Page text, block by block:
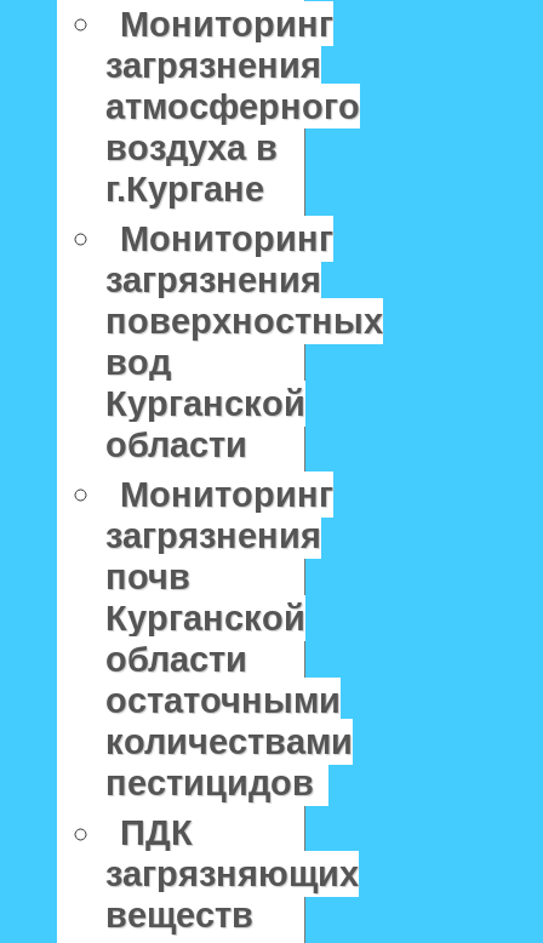
Мониторинг
загрязнения
атмосферного
воздуха в
г.Кургане
Мониторинг
загрязнения
поверхностных
вод
Курганской
области
Мониторинг
загрязнения
почв
Курганской
области
остаточными
количествами
пестицидов
ПДК
загрязняющих
веществ